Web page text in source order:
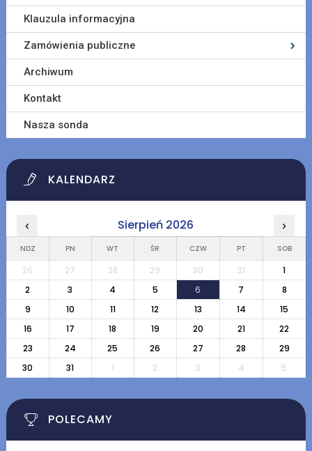
Klauzula informacyjna
Zamówienia publiczne
Archiwum
Kontakt
Nasza sonda
KALENDARZ
‹ Sierpień 2026 ›
NDZ PN WT ŚR CZW PT SOB
26 27 28 29 30 31
1
2
3 4 5 6 7
8
9
10 11 12 13 14
15
16
17 18 19 20 21
22
23
24 25 26 27 28
29
30
31 1 2 3 4 5
POLECAMY